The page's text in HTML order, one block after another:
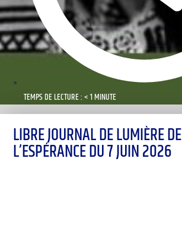
TEMPS DE LECTURE : < 1 MINUTE
LIBRE JOURNAL DE LUMIÈRE DE
L’ESPÉRANCE DU 7 JUIN 2026